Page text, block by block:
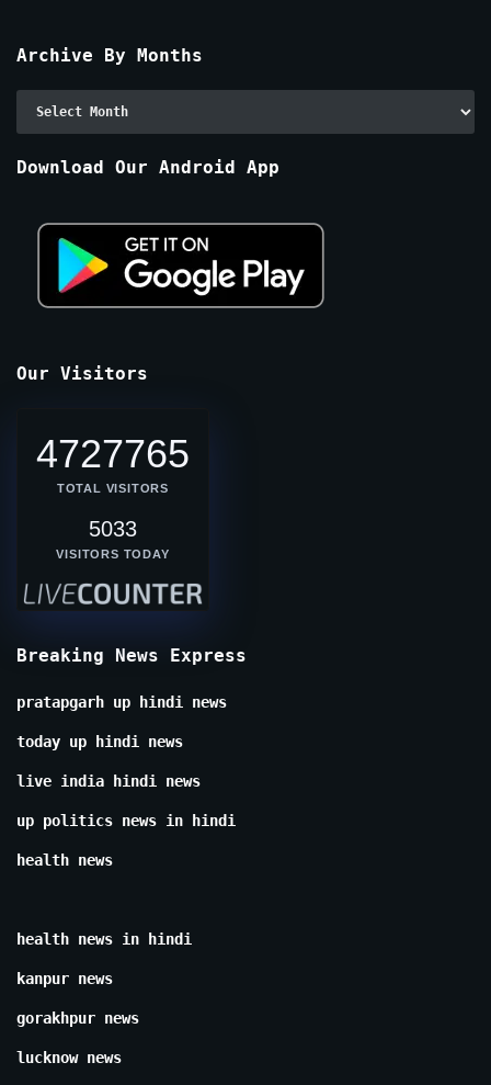
Archive By Months
Download Our Android App
Our Visitors
4727765
TOTAL VISITORS
5033
VISITORS TODAY
Breaking News Express
pratapgarh up hindi news
today up hindi news
live india hindi news
up politics news in hindi
health news
health news in hindi
kanpur news
gorakhpur news
lucknow news